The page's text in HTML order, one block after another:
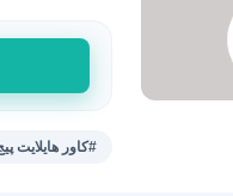
کاور
هایلایت
سیسمونی
زیبایی
#کاور هایلایت